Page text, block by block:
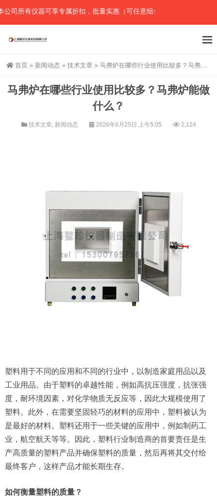
有仪器可享专属折扣，批量实惠（可任意组合），详情请直接联系官
首页 » 新闻动态 » 技术文章 » 马弗炉在哪些行业使用比较多？马弗炉能做什么？
马弗炉在哪些行业使用比较多？马弗炉能做
什么？
技术文章, 新闻动态 2026年6月25日 上午5:05 2,124
塑料用于不同的应用和不同的行业中，以制造家庭用品以及
工业用品。由于塑料的卓越性能，例如高抗压强度，抗张强
度，耐环境因素，对化学物质无反应等，因此大规模使用了
塑料。此外，在需要坚固轻巧的材料的应用中，塑料被认为
是最好的材料。塑料还用于一些关键的应用中，例如制药工
业，航空航天等等。因此，塑料行业制造商的首要责任是生
产高质量的塑料产品并确保塑料的质量，然后再将其交付给
最终客户，这样产品才能长期生存。
如何衡量塑料的质量？